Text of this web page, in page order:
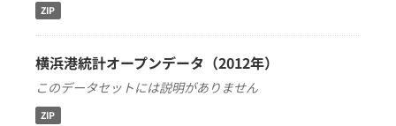
ZIP
横浜港統計オープンデータ（2012年）
このデータセットには説明がありません
ZIP